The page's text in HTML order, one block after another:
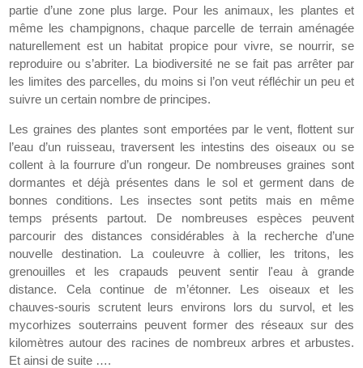
partie d’une zone plus large. Pour les animaux, les plantes et
même les champignons, chaque parcelle de terrain aménagée
naturellement est un habitat propice pour vivre, se nourrir, se
reproduire ou s’abriter. La biodiversité ne se fait pas arrêter par
les limites des parcelles, du moins si l’on veut réfléchir un peu et
suivre un certain nombre de principes.
Les graines des plantes sont emportées par le vent, flottent sur
l’eau d’un ruisseau, traversent les intestins des oiseaux ou se
collent à la fourrure d’un rongeur. De nombreuses graines sont
dormantes et déjà présentes dans le sol et germent dans de
bonnes conditions. Les insectes sont petits mais en même
temps présents partout. De nombreuses espèces peuvent
parcourir des distances considérables à la recherche d’une
nouvelle destination. La couleuvre à collier, les tritons, les
grenouilles et les crapauds peuvent sentir l'eau à grande
distance. Cela continue de m’étonner. Les oiseaux et les
chauves-souris scrutent leurs environs lors du survol, et les
mycorhizes souterrains peuvent former des réseaux sur des
kilomètres autour des racines de nombreux arbres et arbustes.
Et ainsi de suite ….